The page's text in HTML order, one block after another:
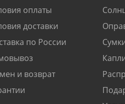
оплаты
доставки
по России
и возврат